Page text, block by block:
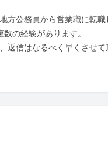
方公務員から営業職に転職
の経験があります。
返信はなるべく早くさせて